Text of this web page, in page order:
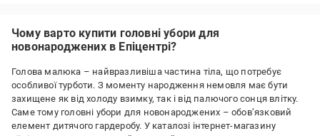
Чому варто купити головні убори для
новонароджених в Епіцентрі?
Голова малюка – найвразливіша частина тіла, що потребує
особливої турботи. З моменту народження немовля має бути
захищене як від холоду взимку, так і від палючого сонця влітку.
Саме тому головні убори для новонароджених – обов’язковий
елемент дитячого гардеробу. У каталозі інтернет-магазину